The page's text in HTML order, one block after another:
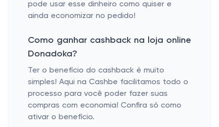
pode usar esse dinheiro como quiser e
ainda economizar no pedido!
Como ganhar cashback na loja online
Donadoka?
Ter o benefício do cashback é muito
simples! Aqui na Cashbe facilitamos todo o
processo para você poder fazer suas
compras com economia! Confira só como
ativar o benefício.